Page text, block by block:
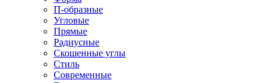
П-образные
Угловые
Прямые
Радиусные
Скошенные углы
Стиль
Современные